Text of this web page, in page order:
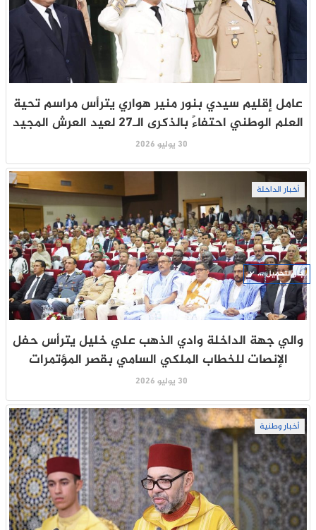
عامل إقليم سيدي بنور منير هواري يترأس مراسم تحية
العلم الوطني احتفاءً بالذكرى الـ27 لعيد العرش المجيد
30 يوليو 2026
أخبار الداخلة
والي جهة الداخلة وادي الذهب علي خليل يترأس حفل
الإنصات للخطاب الملكي السامي بقصر المؤتمرات
30 يوليو 2026
أخبار وطنية
جار التحميل ...